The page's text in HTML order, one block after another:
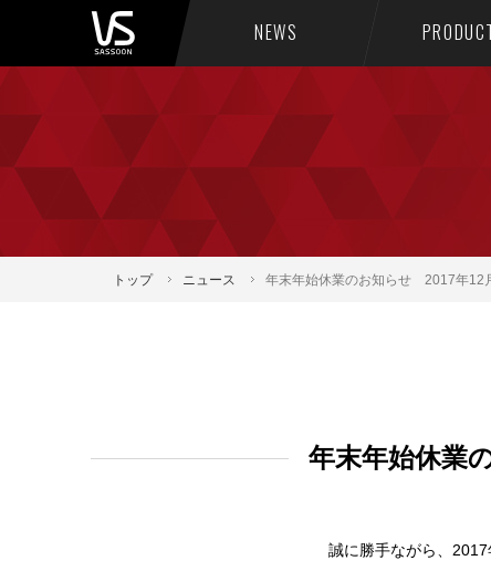
NEWS
トップ ニュース 年末年始休業のお知らせ 2017年12
年末年始休業
誠に勝手ながら、